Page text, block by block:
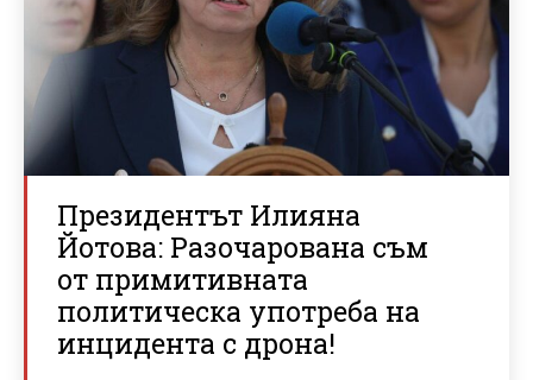
Президентът Илияна
Йотова: Разочарована съм
от примитивната
политическа употреба на
инцидента с дрона!